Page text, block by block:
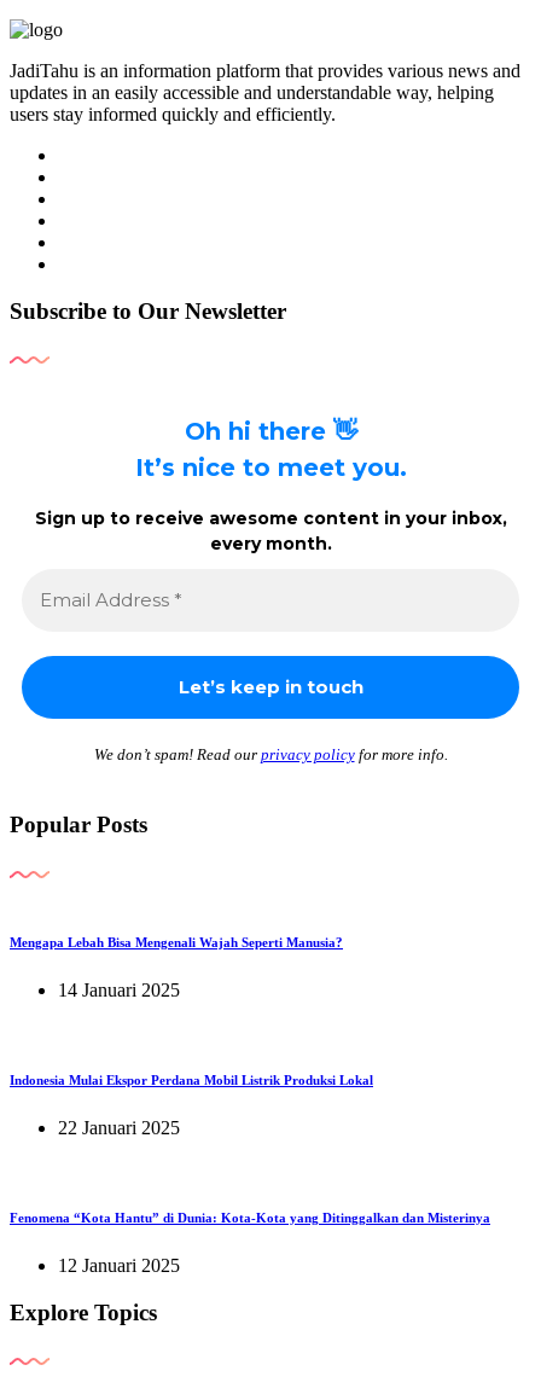
JadiTahu is an information platform that provides various news and
updates in an easily accessible and understandable way, helping
users stay informed quickly and efficiently.
Subscribe to Our Newsletter
Oh hi there 👋
It’s nice to meet you.
Sign up to receive awesome content in your inbox,
every month.
We don’t spam! Read our privacy policyfor more info.
Popular Posts
Mengapa Lebah Bisa Mengenali Wajah Seperti Manusia?
14 Januari 2025
Indonesia Mulai Ekspor Perdana Mobil Listrik Produksi Lokal
22 Januari 2025
Fenomena “Kota Hantu” di Dunia: Kota-Kota yang Ditinggalkan dan Misterinya
12 Januari 2025
Explore Topics